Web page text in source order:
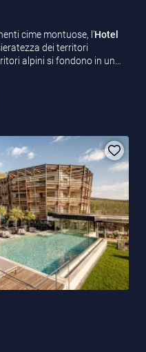
cime montuose, l’Hotel
dei territori
alpini si fondono in un…